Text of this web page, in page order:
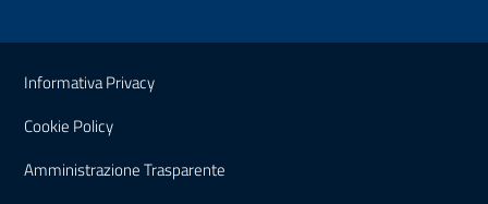
Sezione Link Utili
Informativa Privacy
Cookie Policy
Amministrazione Trasparente